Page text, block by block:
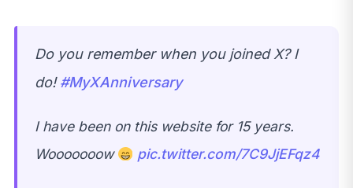
Do you remember when you joined X? I
do!#MyXAnniversary
I have been on this website for 15 years.
Wooooooow
pic.twitter.com/7C9JjEFqz4